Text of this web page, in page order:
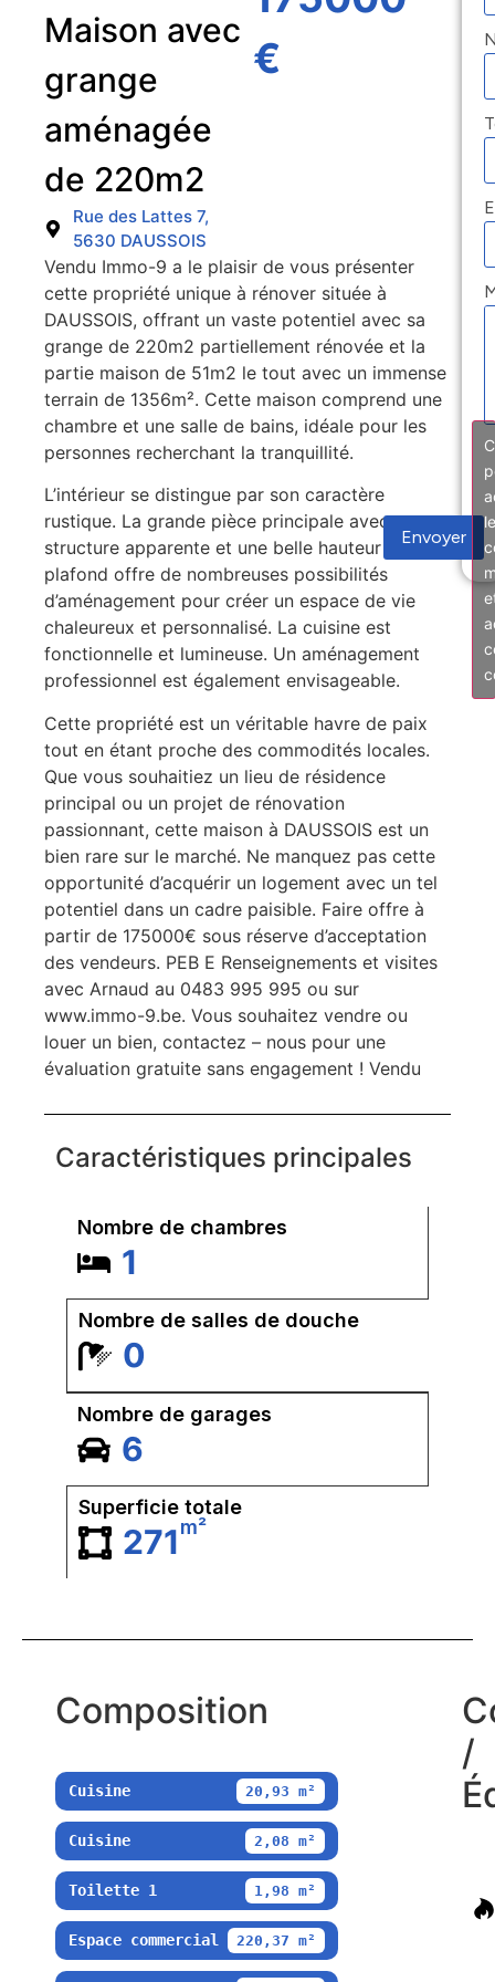
Maison avec
grange
aménagée
de 220m2
Rue des Lattes 7,
5630 DAUSSOIS
€
Vendu Immo-9 a le plaisir de vous présenter
cette propriété unique à rénover située à
DAUSSOIS, offrant un vaste potentiel avec sa
grange de 220m2 partiellement rénovée et la
partie maison de 51m2 le tout avec un immense
terrain de 1356m². Cette maison comprend une
chambre et une salle de bains, idéale pour les
personnes recherchant la tranquillité.
L’intérieur se distingue par son caractère
rustique. La grande pièce principale avec une
structure apparente et une belle hauteur sous
plafond offre de nombreuses possibilités
d’aménagement pour créer un espace de vie
chaleureux et personnalisé. La cuisine est
fonctionnelle et lumineuse. Un aménagement
professionnel est également envisageable.
Cette propriété est un véritable havre de paix
tout en étant proche des commodités locales.
Que vous souhaitiez un lieu de résidence
principal ou un projet de rénovation
passionnant, cette maison à DAUSSOIS est un
bien rare sur le marché. Ne manquez pas cette
opportunité d’acquérir un logement avec un tel
potentiel dans un cadre paisible. Faire offre à
partir de 175000€ sous réserve d’acceptation
des vendeurs. PEB E Renseignements et visites
avec Arnaud au 0483 995 995 ou sur
www.immo-9.be. Vous souhaitez vendre ou
louer un bien, contactez – nous pour une
évaluation gratuite sans engagement ! Vendu
Caractéristiques principales
Nombre de chambres
1
Nombre de salles de douche
0
Nombre de garages
6
Superficie totale
271m²
Envoyer
Composition
Cuisine 20,93 m²
Cuisine 2,08 m²
Toilette 1 1,98 m²
Espace commercial 220,37 m²
/